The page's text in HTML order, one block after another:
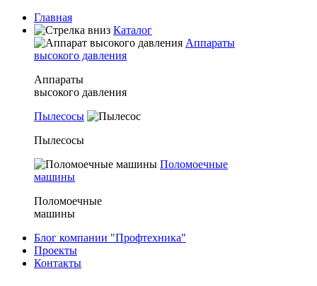
Главная
Каталог
Аппараты
высокого давления
Аппараты
высокого давления
Пылесосы
Пылесосы
Поломоечные
машины
Поломоечные
машины
Блог компании "Профтехника"
Проекты
Контакты